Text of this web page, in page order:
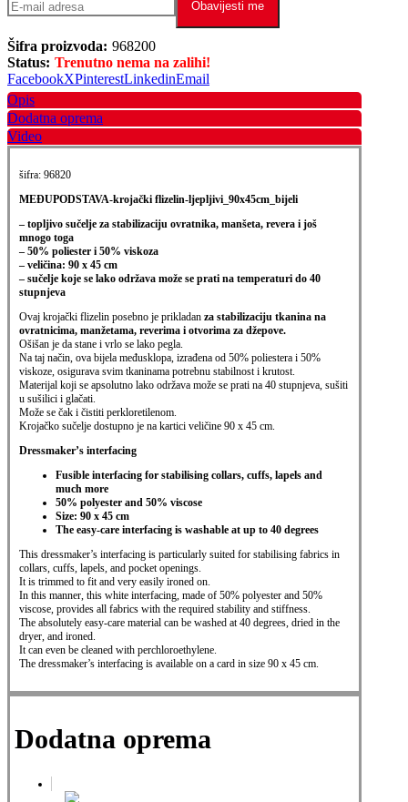
Obavijesti me
Šifra proizvoda: 968200
Status: Trenutno nema na zalihi!
FacebookXPinterestLinkedinEmail
Opis
Dodatna oprema
Video
šifra: 96820
MEĐUPODSTAVA-krojački flizelin-ljepljivi_90x45cm_bijeli
– topljivo sučelje za stabilizaciju ovratnika, manšeta, revera i još
mnogo toga
– 50% poliester i 50% viskoza
– veličina: 90 x 45 cm
– sučelje koje se lako održava može se prati na temperaturi do 40
stupnjeva
Ovaj krojački flizelin posebno je prikladan za stabilizaciju tkanina na
ovratnicima, manžetama, reverima i otvorima za džepove.
Ošišan je da stane i vrlo se lako pegla.
Na taj način, ova bijela međusklopa, izrađena od 50% poliestera i 50%
viskoze, osigurava svim tkaninama potrebnu stabilnost i krutost.
Materijal koji se apsolutno lako održava može se prati na 40 stupnjeva, sušiti
u sušilici i glačati.
Može se čak i čistiti perkloretilenom.
Krojačko sučelje dostupno je na kartici veličine 90 x 45 cm.
Dressmaker’s interfacing
Fusible interfacing for stabilising collars, cuffs, lapels and
much more
50% polyester and 50% viscose
Size: 90 x 45 cm
The easy-care interfacing is washable at up to 40 degrees
This dressmaker’s interfacing is particularly suited for stabilising fabrics in
collars, cuffs, lapels, and pocket openings.
It is trimmed to fit and very easily ironed on.
In this manner, this white interfacing, made of 50% polyester and 50%
viscose, provides all fabrics with the required stability and stiffness.
The absolutely easy-care material can be washed at 40 degrees, dried in the
dryer, and ironed.
It can even be cleaned with perchloroethylene.
The dressmaker’s interfacing is available on a card in size 90 x 45 cm.
Dodatna oprema